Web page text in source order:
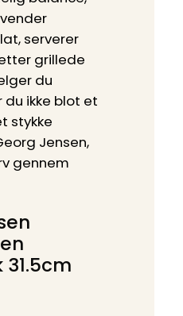
serverer
grillede
du
ikke blot et
stykke
Jensen,
gennem